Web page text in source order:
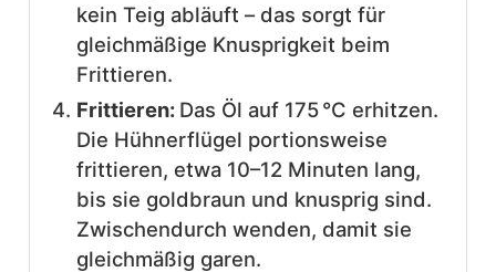
kein Teig abläuft – das sorgt für
gleichmäßige Knusprigkeit beim
Frittieren.
Frittieren: Das Öl auf 175 °C erhitzen.
Die Hühnerflügel portionsweise
frittieren, etwa 10–12 Minuten lang,
bis sie goldbraun und knusprig sind.
Zwischendurch wenden, damit sie
gleichmäßig garen.